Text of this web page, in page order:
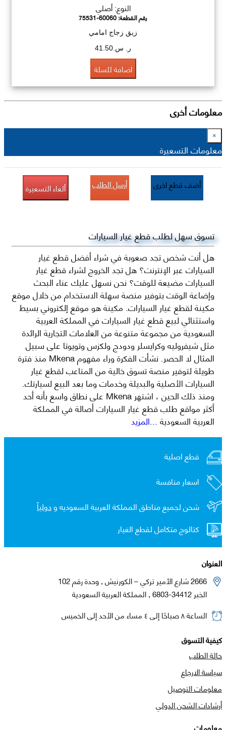
النوع: أصلي
رقم القطعة:75531-60060
زيق زجاج امامي
ر. س.41.50
اضافة للسلة
معلومات أخرى
×
معلومات التسعيرة
أضف قطع اخرى أرسل الطلب ألغاء التسعيرة
تسوق سهل لطلب قطع غيار السيارات
هل أنت شخص تجد صعوبة في شراء أفضل قطع غيار
السيارات عبر الإنترنت؟ هل تجد الخروج لشراء قطع غيار
السيارات مضيعة للوقت؟ نحن نسهل عليك عناء البحث
وإضاعة الوقت بتوفير منصة سهلة الاستخدام من خلال موقع
مكينة لقطع غيار السيارات. مكينة هو موقع إلكتروني بسيط
واستثنائي لبيع قطع غيار السيارات في المملكة العربية
السعودية من مجموعة متنوعة من العلامات التجارية الرائدة
مثل شيفروليه وكرايسلر ودودج ولكزس وتويوتا على سبيل
المثال لا الحصر. نشأت الفكرة وراء مفهوم Mkena منذ فترة
طويلة لتوفير منصة تسوق خالية من المتاعب لقطع غيار
السيارات الأصلية والبديلة وخدمات وما بعد البيع لسيارتك.
ومنذ ذلك الحين ، اشتهر Mkena على نطاق واسع بأنه أحد
أكثر مواقع طلب قطع غيار السيارات أصالة في المملكة
العربية السعودية...المزيد
قطع اصلية
اسعار منافسة
شحن لجميع مناطق المملكة العربية السعوديه ودولياً
كتالوج متكامل لقطع الغيار
العنوان
2666 شارع الأمير تركي – الكورنيش , وحدة رقم 102
الخبر 34412-6803 , المملكة العربية السعودية
الساعة ٨ صباحًا إلى ٤ مساء من الأحد إلى الخميس
كيفية التسوق
حالة الطلب
سياسة الارجاع
معلومات التوصيل
أرشادات الشحن الدولي